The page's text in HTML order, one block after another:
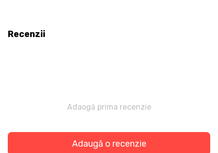
Recenzii
Adaogă prima recenzie
Adaugă o recenzie